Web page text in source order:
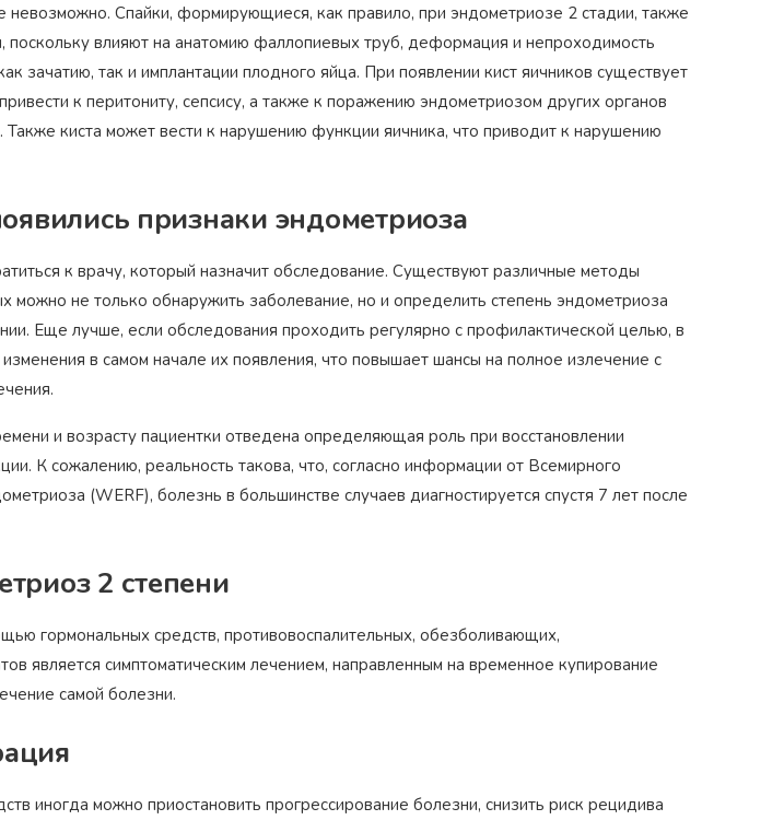
невозможно. Спайки, формирующиеся, как правило, при эндометриозе 2 стадии, также
поскольку влияют на анатомию фаллопиевых труб, деформация и непроходимость
зачатию, так и имплантации плодного яйца. При появлении кист яичников существует
к перитониту, сепсису, а также к поражению эндометриозом других органов
Также киста может вести к нарушению функции яичника, что приводит к нарушению
признаки эндометриоза
к врачу, который назначит обследование. Существуют различные методы
можно не только обнаружить заболевание, но и определить степень эндометриоза
Еще лучше, если обследования проходить регулярно с профилактической целью, в
в самом начале их появления, что повышает шансы на полное излечение с
и возрасту пациентки отведена определяющая роль при восстановлении
К сожалению, реальность такова, что, согласно информации от Всемирного
(WERF), болезнь в большинстве случаев диагностируется спустя 7 лет после
2 степени
гормональных средств, противовоспалительных, обезболивающих,
является симптоматическим лечением, направленным на временное купирование
самой болезни.
иногда можно приостановить прогрессирование болезни, снизить риск рецидива